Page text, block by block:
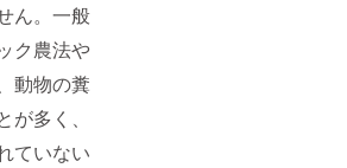
ん。一般
ク農法や
動物の糞
多く、
ていない